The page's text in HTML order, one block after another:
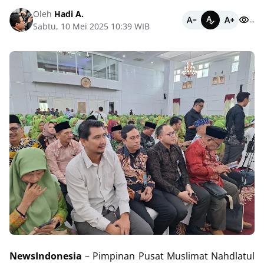
Oleh Hadi A.
Sabtu, 10 Mei 2025 10:39 WIB
...
NewsIndonesia– Pimpinan Pusat Muslimat Nahdlatul